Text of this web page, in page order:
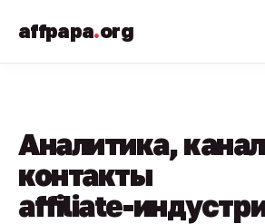
affpapa.org
Аналитика,
контакты
affiliate-